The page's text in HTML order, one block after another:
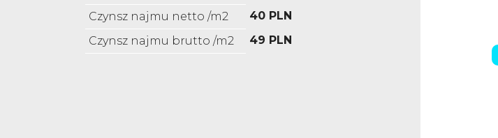
Czynsz najmu netto /m2
40 PLN
Czynsz najmu brutto /m2
49 PLN